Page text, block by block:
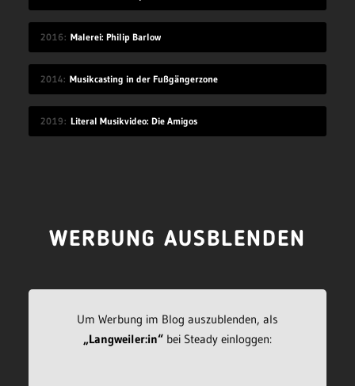
2016 Malerei: Philip Barlow
2014 Musikcasting in der Fußgängerzone
2019 Literal Musikvideo: Die Amigos
WERBUNG AUSBLENDEN
Um Werbung im Blog auszublenden, als
„Langweiler:in“bei Steady einloggen: